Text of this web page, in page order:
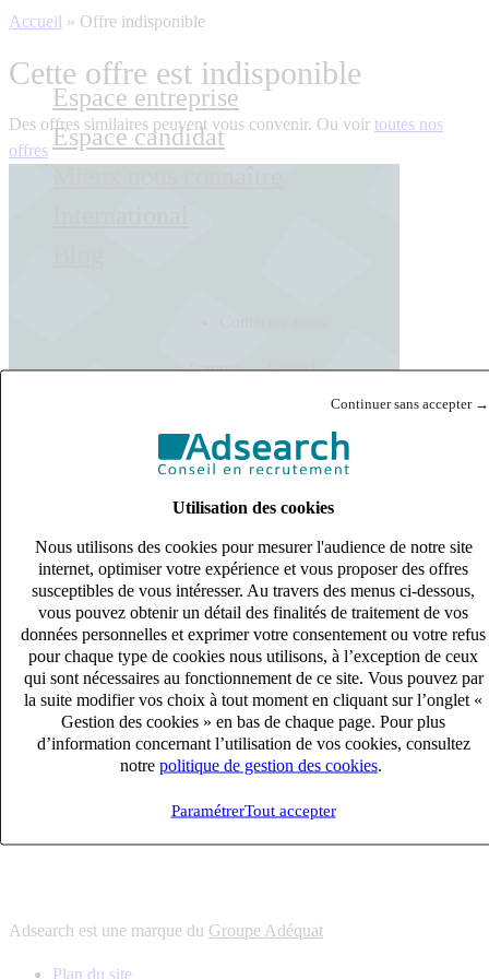
Continuer sans accepter →
Utilisation des cookies
Nous utilisons des cookies pour mesurer l'audience de notre site
internet, optimiser votre expérience et vous proposer des offres
susceptibles de vous intéresser. Au travers des menus ci-dessous,
vous pouvez obtenir un détail des finalités de traitement de vos
données personnelles et exprimer votre consentement ou votre refus
pour chaque type de cookies nous utilisons, à l’exception de ceux
qui sont nécessaires au fonctionnement de ce site. Vous pouvez par
la suite modifier vos choix à tout moment en cliquant sur l’onglet «
Gestion des cookies » en bas de chaque page. Pour plus
d’information concernant l’utilisation de vos cookies, consultez
notre politique de gestion des cookies
ParamétrerTout accepter
Espace entreprise
Espace candidat
Français English
Accueil » Offre indisponible
Cette offre est indisponible
Des offres similaires peuvent vous convenir. Ou voir toutes nos
offres
s'adapter à vos besoin en recrutement
10 univers
connaître votre secteur et ses enjeux
12 bureaux en France
proximité avec nos clients et nos talents
6 solutions
s'adapter à vos besoin en recrutement
10 univers
connaître votre secteur et ses enjeux
proximité avec nos clients et nos talents
Adsearch est une marque du Groupe Adéquat
Plan du site